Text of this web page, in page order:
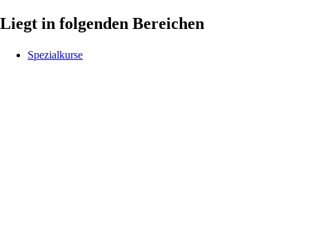
Liegt in folgenden Bereichen
Spezialkurse